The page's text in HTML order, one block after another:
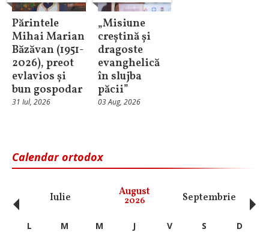
Părintele
Mihai Marian
Băzăvan (1951-
2026), preot
evlavios și
bun gospodar
31 Iul, 2026
„Misiune
creștină și
dragoste
evanghelică
în slujba
păcii”
03 Aug, 2026
Calendar ortodox
Iulie August
2026 Septembrie
‹ L M M J V S
D